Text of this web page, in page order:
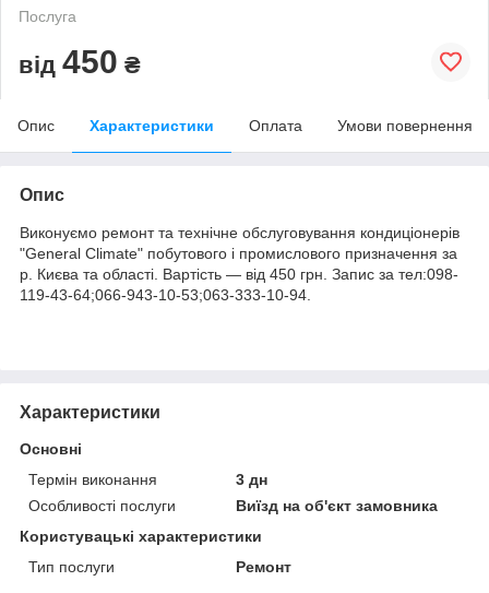
Послуга
від 450 ₴
Опис Характеристики Оплата Умови повернення
Опис
Виконуємо ремонт та технічне обслуговування кондиціонерів
"General Climate" побутового і промислового призначення за
р. Києва та області. Вартість ― від 450 грн. Запис за тел:098-
119-43-64;066-943-10-53;063-333-10-94.
Характеристики
Основні
Термін виконання
3 дн
Особливості послуги
Виїзд на об'єкт замовника
Користувацькі характеристики
Тип послуги
Ремонт